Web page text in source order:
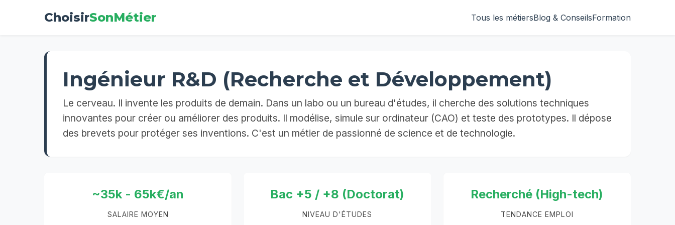
ChoisirSonMétier Tous les métiersBlog & ConseilsFormation
Ingénieur R&D (Recherche et Développement)
Le cerveau. Il invente les produits de demain. Dans un labo ou un bureau d'études, il cherche des solutions techniques
innovantes pour créer ou améliorer des produits. Il modélise, simule sur ordinateur (CAO) et teste des prototypes. Il dépose
des brevets pour protéger ses inventions. C'est un métier de passionné de science et de technologie.
~35k - 65k€/an
SALAIRE MOYEN
Bac +5 / +8 (Doctorat)
NIVEAU D'ÉTUDES
Recherché (High-tech)
TENDANCE EMPLOI